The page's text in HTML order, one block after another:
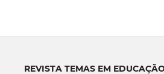
REVISTA TEMAS EM